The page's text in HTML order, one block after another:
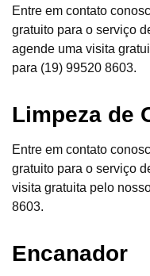
Entre em contato
gratuito para o serviço
agende uma visita
para (19) 99520 8603.
Limpeza de
Entre em contato
gratuito para o serviço
visita gratuita pelo
8603.
Encanador